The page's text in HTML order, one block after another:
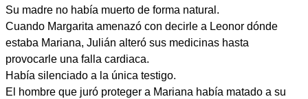
Su madre no había muerto de forma natural.
Cuando Margarita amenazó con decirle a Leonor dónde
estaba Mariana, Julián alteró sus medicinas hasta
provocarle una falla cardiaca.
Había silenciado a la única testigo.
El hombre que juró proteger a Mariana había matado a su